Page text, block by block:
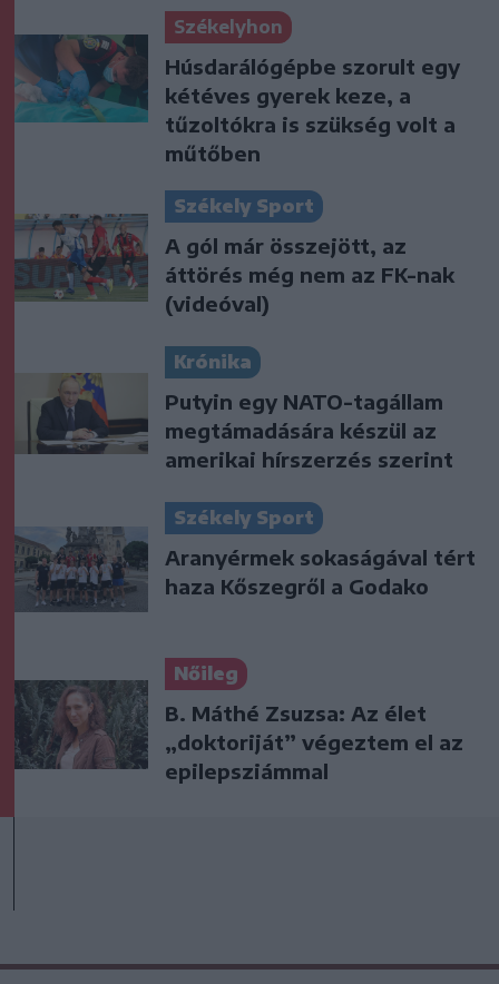
Székelyhon
Húsdarálógépbe szorult egy
kétéves gyerek keze, a
tűzoltókra is szükség volt a
műtőben
Székely Sport
A gól már összejött, az
áttörés még nem az FK-nak
(videóval)
Krónika
Putyin egy NATO-tagállam
megtámadására készül az
amerikai hírszerzés szerint
Székely Sport
Aranyérmek sokaságával tért
haza Kőszegről a Godako
Nőileg
B. Máthé Zsuzsa: Az élet
„doktoriját” végeztem el az
epilepsziámmal